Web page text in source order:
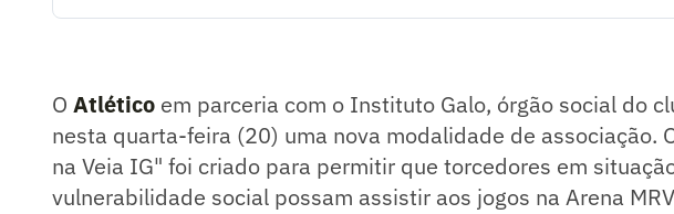
O Atlético em parceria com o Instituto Galo, órgão social do
nesta quarta-feira (20) uma nova modalidade de associação.
na Veia IG" foi criado para permitir que torcedores em
vulnerabilidade social possam assistir aos jogos na Arena